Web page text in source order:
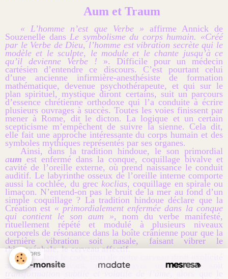
Aum et Traum
« L’homme n’est que Verbe » affirme Annick de
Souzenelle dansLe symbolisme du corps humain. «Créé
par le Verbe de Dieu, l’homme est vibration secrète qui le
modèle et le sculpte, le module et le chante jusqu’à ce
qu’il devienne Verbe ! ». Difficile pour un médecin
cartésien d’entendre ce discours. C’est pourtant celui
d’une ancienne infirmière-anesthésiste de formation
mathématique, devenue psychothérapeute, et qui sur le
plan spirituel, mystique diront certains, suit un parcours
d’essence chrétienne orthodoxe qui l’a conduite à écrire
plusieurs ouvrages à succès. Toutes les voies finissent par
mener à Rome, dit le dicton. La logique et un certain
scepticisme m’empêchent de suivre la sienne. Cela dit,
elle fait une approche intéressante du corps humain et des
symboles mythiques représentés par ses organes.
Ainsi, dans la tradition hindoue, le son primordial
aum est enfermé dans la conque, coquillage bivalve et
cavité de l’oreille externe, où prend naissance le conduit
auditif. Le labyrinthe osseux de l’oreille interne comporte
aussi la cochlée, du grec koclias, coquillage en spirale ou
limaçon. N’entend-on pas le bruit de la mer au fond d’un
simple coquillage ? La tradition hindoue déclare que la
Création est « primordialement enfermée dans la conque
qui contient le son aum », nom du verbe manifesté,
rituellement répété et modulé à plusieurs niveaux
corporels de résonance dans la boîte crânienne pour que la
dernière vibration soit nasale, faisant vibrer le
rhinencéphale, le cerveau affectif.
Aumdans le code insu de notre cerveau droit explicité
au chapitre suivant, résonne avec
umetam, soit
transformation subtile et volatile de l’âme,
SPONSORS